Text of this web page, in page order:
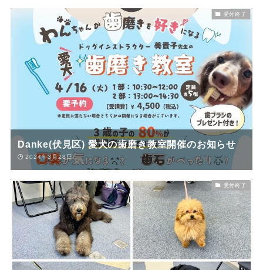
受付終了
Danke(伏見区) 愛犬の歯磨き教室開催のお知らせ
2024年3月28日
受付終了